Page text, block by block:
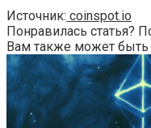
Источник: coinspot.io
Понравилась статья?
Вам также может быть